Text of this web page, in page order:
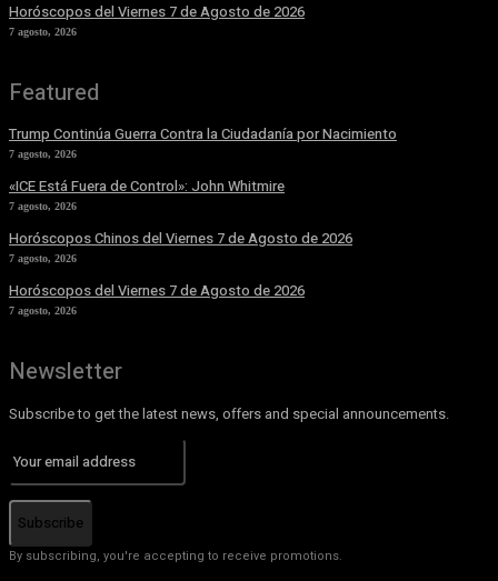
Horóscopos del Viernes 7 de Agosto de 2026
7 agosto, 2026
Featured
Trump Continúa Guerra Contra la Ciudadanía por Nacimiento
7 agosto, 2026
«ICE Está Fuera de Control»: John Whitmire
7 agosto, 2026
Horóscopos Chinos del Viernes 7 de Agosto de 2026
7 agosto, 2026
Horóscopos del Viernes 7 de Agosto de 2026
7 agosto, 2026
Newsletter
Subscribe to get the latest news, offers and special announcements.
Subscribe
By subscribing, you're accepting to receive promotions.